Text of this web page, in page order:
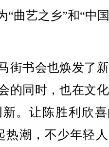
“曲艺之乡”和“中
书会也焕发了
的同时，也在文
。让陈胜利欣
热潮，不少年轻